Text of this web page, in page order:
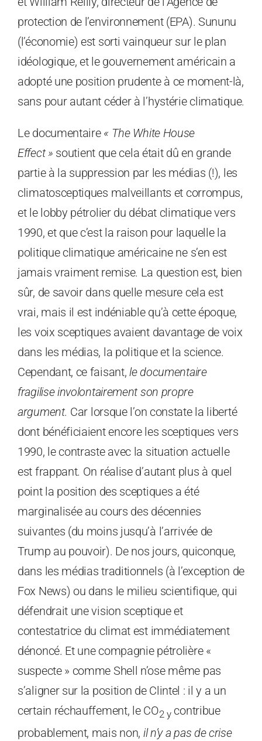
protection de l’environnement (EPA). Sununu
(l’économie) est sorti vainqueur sur le plan
idéologique, et le gouvernement américain a
adopté une position prudente à ce moment-là,
sans pour autant céder à l’hystérie climatique.
Le documentaire« The White House
Effect » soutient que cela était dû en grande
partie à la suppression par les médias (!), les
climatosceptiques malveillants et corrompus,
et le lobby pétrolier du débat climatique vers
1990, et que c’est la raison pour laquelle la
politique climatique américaine ne s’en est
jamais vraiment remise. La question est, bien
sûr, de savoir dans quelle mesure cela est
vrai, mais il est indéniable qu’à cette époque,
les voix sceptiques avaient davantage de voix
dans les médias, la politique et la science.
Cependant, ce faisant,le documentaire
fragilise involontairement son propre
argument. Car lorsque l’on constate la liberté
dont bénéficiaient encore les sceptiques vers
1990, le contraste avec la situation actuelle
est frappant. On réalise d’autant plus à quel
point la position des sceptiques a été
marginalisée au cours des décennies
suivantes (du moins jusqu’à l’arrivée de
Trump au pouvoir). De nos jours, quiconque,
dans les médias traditionnels (à l’exception de
Fox News) ou dans le milieu scientifique, qui
défendrait une vision sceptique et
contestatrice du climat est immédiatement
dénoncé. Et une compagnie pétrolière «
suspecte » comme Shell n’ose même pas
s’aligner sur la position de Clintel : il y a un
certain réchauffement, le CO2 ycontribue
probablement, mais non, il n’y a pas de crise